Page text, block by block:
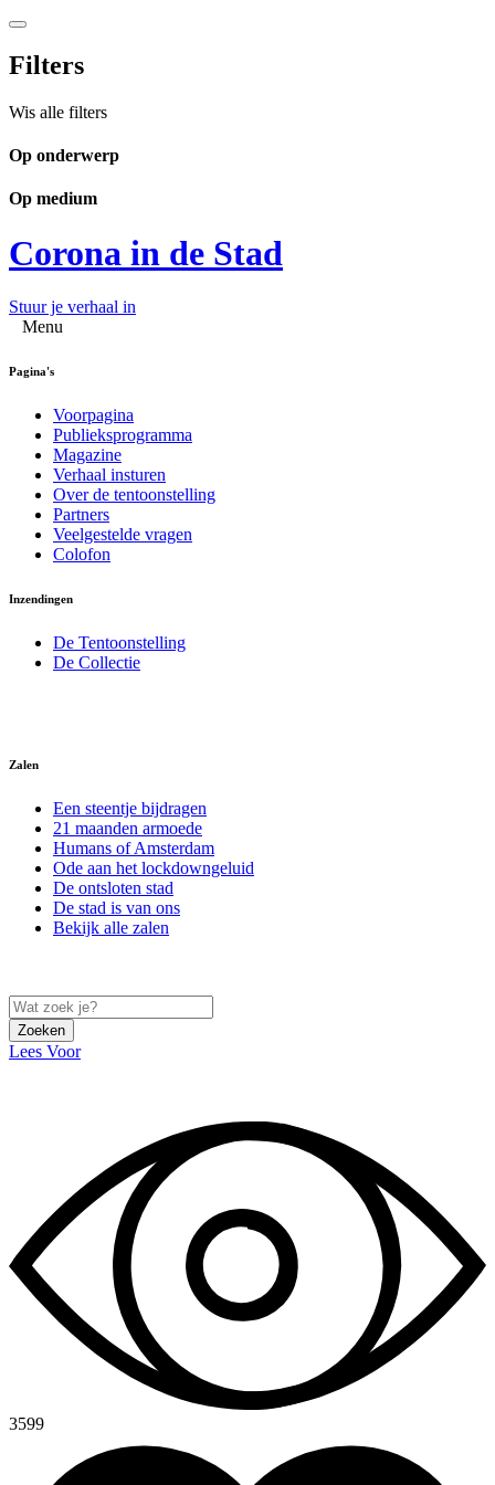
Filters
Wis alle filters
Op onderwerp
Op medium
Corona in de Stad
Stuur je verhaal in
Menu
Pagina's
Voorpagina
Publieksprogramma
Magazine
Verhaal insturen
Over de tentoonstelling
Partners
Veelgestelde vragen
Colofon
Inzendingen
De Tentoonstelling
De Collectie
Zalen
Een steentje bijdragen
21 maanden armoede
Humans of Amsterdam
Ode aan het lockdowngeluid
De ontsloten stad
De stad is van ons
Bekijk alle zalen
Zoeken
Lees Voor
3599